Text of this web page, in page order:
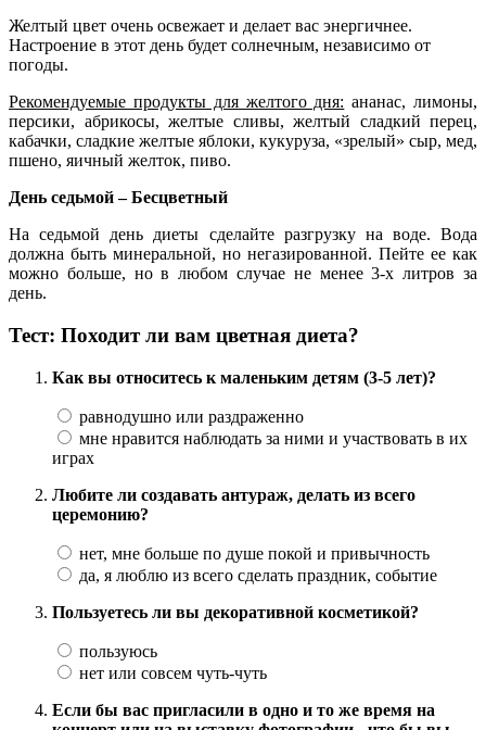
Желтый цвет очень освежает и делает вас энергичнее.
Настроение в этот день будет солнечным, независимо от
погоды.
Рекомендуемые продукты для желтого дня: ананас, лимоны,
персики, абрикосы, желтые сливы, желтый сладкий пе­рец,
кабачки, сладкие желтые яблоки, кукуруза, «зрелый» сыр, мед,
пшено, яичный желток, пиво.
День седьмой – Бесцветный
На седьмой день диеты сделайте разгрузку на воде. Вода
должна быть минеральной, но негазированной. Пейте ее как
можно больше, но в любом случае не менее 3-х литров за
день.
Тест: Походит ли вам цветная диета?
Как вы относитесь к маленьким детям (3-5 лет)?
равнодушно или раздраженно
мне нравится наблюдать за ними и участвовать в их
играх
Любите ли создавать антураж, делать из всего
церемонию?
нет, мне больше по душе покой и привычность
да, я люблю из всего сделать праздник, событие
Пользуетесь ли вы декоративной косметикой?
пользуюсь
нет или совсем чуть-чуть
Если бы вас пригласили в одно и то же время на